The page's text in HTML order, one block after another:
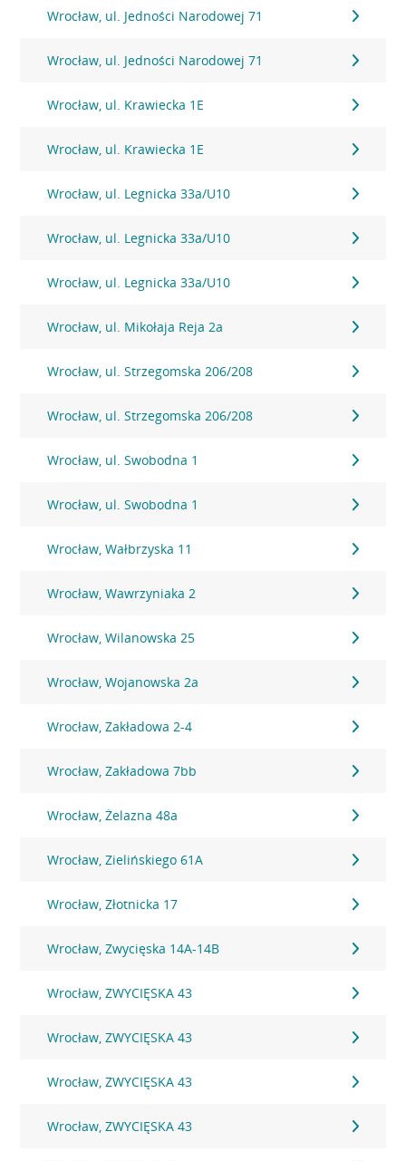
Wrocław, ul. Jedności Narodowej 71
Wrocław, ul. Jedności Narodowej 71
Wrocław, ul. Krawiecka 1E
Wrocław, ul. Krawiecka 1E
Wrocław, ul. Legnicka 33a/U10
Wrocław, ul. Legnicka 33a/U10
Wrocław, ul. Legnicka 33a/U10
Wrocław, ul. Mikołaja Reja 2a
Wrocław, ul. Strzegomska 206/208
Wrocław, ul. Strzegomska 206/208
Wrocław, ul. Swobodna 1
Wrocław, ul. Swobodna 1
Wrocław, Wałbrzyska 11
Wrocław, Wawrzyniaka 2
Wrocław, Wilanowska 25
Wrocław, Wojanowska 2a
Wrocław, Zakładowa 2-4
Wrocław, Zakładowa 7bb
Wrocław, Żelazna 48a
Wrocław, Zielińskiego 61A
Wrocław, Złotnicka 17
Wrocław, Zwycięska 14A-14B
Wrocław, ZWYCIĘSKA 43
Wrocław, ZWYCIĘSKA 43
Wrocław, ZWYCIĘSKA 43
Wrocław, ZWYCIĘSKA 43